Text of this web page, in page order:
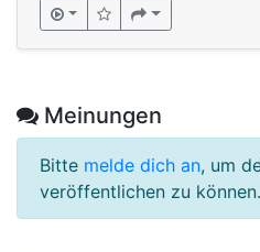
Meinungen
Bitte melde dich an, um
veröffentlichen zu können.